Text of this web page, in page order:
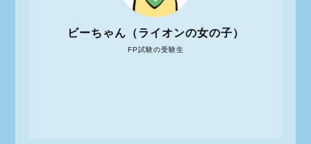
FP試験の受験生
ビーちゃん（ライオンの女の子）